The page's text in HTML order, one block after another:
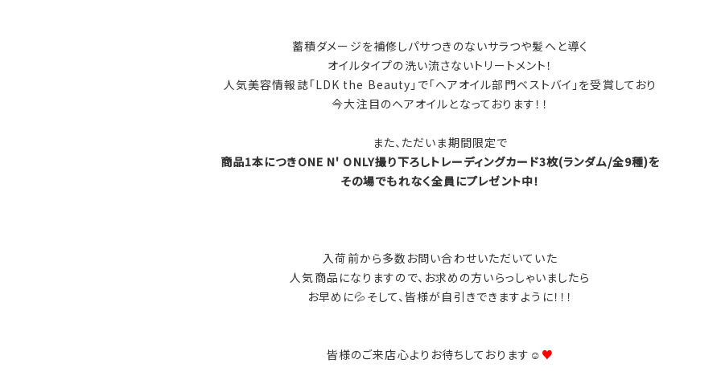
蓄積ダメージを補修しパサつきのないサラつや髪へと導く
オイルタイプの洗い流さないトリートメント！
人気美容情報誌「LDK the Beauty」で「ヘアオイル部門ベストバイ」を受賞しており
今大注目のヘアオイルとなっております！！
また、ただいま期間限定で
商品1本につきONE N' ONLY撮り下ろしトレーディングカード3枚(ランダム/全9種)を
その場でもれなく全員にプレゼント中！
入荷前から多数お問い合わせいただいていた
人気商品になりますので、お求めの方いらっしゃいましたら
お早めに💦そして、皆様が自引きできますように！！！
皆様のご来店心よりお待ちしております☺ ♥